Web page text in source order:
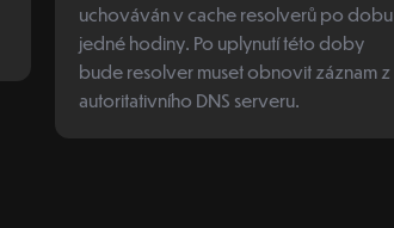
uchováván v cache resolverů po dobu
jedné hodiny. Po uplynutí této doby
bude resolver muset obnovit záznam z
autoritativního DNS serveru.